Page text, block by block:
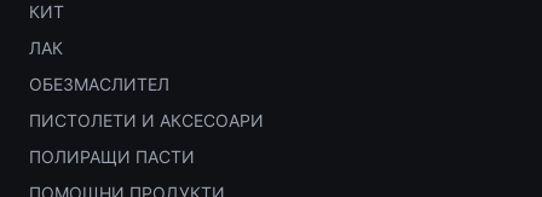
КИТ
ЛАК
ОБЕЗМАСЛИТЕЛ
ПИСТОЛЕТИ И АКСЕСОАРИ
ПОЛИРАЩИ ПАСТИ
ПОМОЩНИ ПРОДУКТИ